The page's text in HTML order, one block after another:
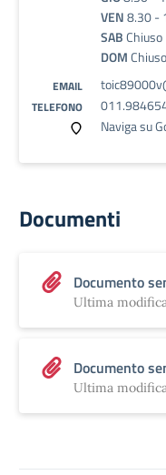
VEN8.30 -
SABChiuso
DOMChiuso
EMAIL
TELEFONO
Naviga su
Documenti
Documento
Ultima
Documento
Ultima